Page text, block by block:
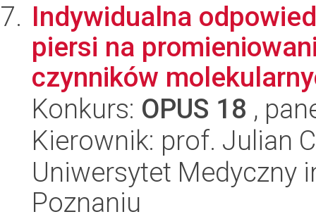
Indywidualna
piersi na
czynników
Konkurs: OPUS 18 ,
Kierownik: prof. Julian
Uniwersytet Medyczny
Poznaniu